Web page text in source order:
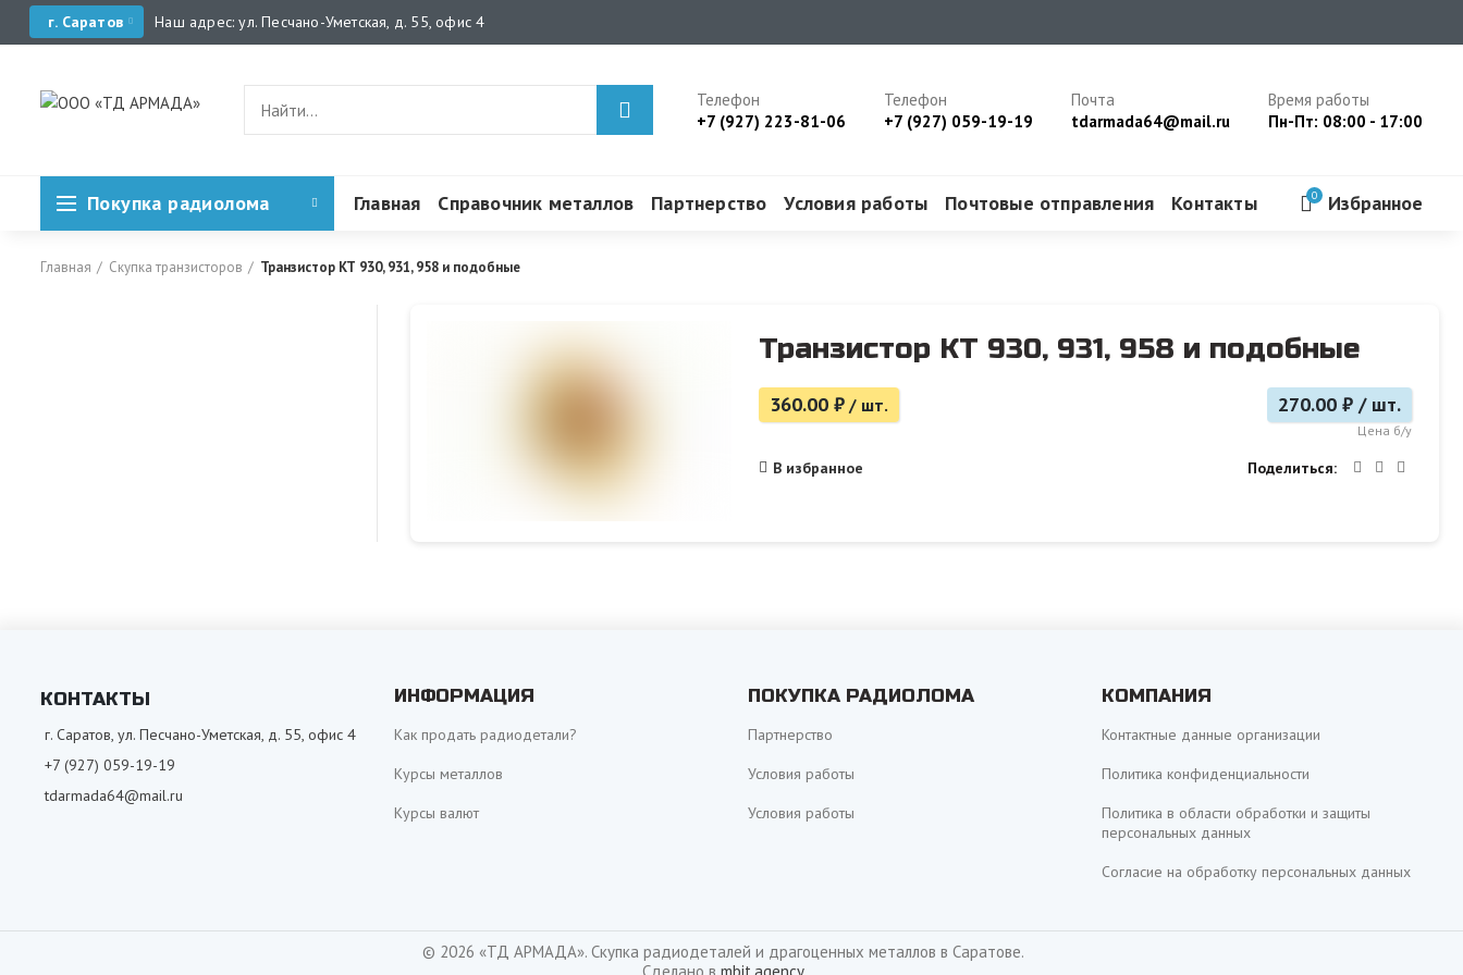
г. Саратов Наш адрес: ул. Песчано-Уметская, д. 55, офис 4
Телефон
+7 (927) 223-81-06
Телефон
+7 (927) 059-19-19
Почта
tdarmada64@mail.ru
Время работы
Пн-Пт: 08:00 - 17:00
Покупка радиолома Главная Справочник металлов Партнерство Условия работы Почтовые отправления Контакты 0 Избранное
Главная Скупка транзисторов Транзистор КТ 930, 931, 958 и подобные
Транзистор КТ 930, 931, 958 и подобные
360.00 ₽ / шт. 270.00 ₽ / шт.
Цена б/у
В избранное Поделиться
КОНТАКТЫ
г. Саратов, ул. Песчано-Уметская, д. 55, офис 4
+7 (927) 059-19-19
tdarmada64@mail.ru
ИНФОРМАЦИЯ
Как продать радиодетали?
Курсы металлов
Курсы валют
ПОКУПКА РАДИОЛОМА
Партнерство
Условия работы
Условия работы
КОМПАНИЯ
Контактные данные организации
Политика конфиденциальности
Политика в области обработки и защиты
персональных данных
Согласие на обработку персональных данных
© 2026 «ТД АРМАДА». Скупка радиодеталей и драгоценных металлов в Саратове.